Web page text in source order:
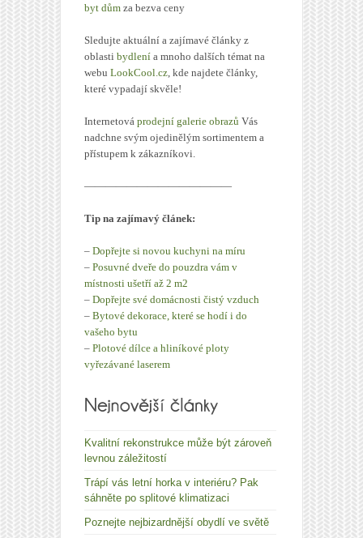
byt dům za bezva ceny
Sledujte aktuální a zajímavé články z
oblasti bydlení a mnoho dalších témat na
webu LookCool.cz , kde najdete články,
které vypadají skvěle!
Internetová prodejní galerie obrazů Vás
nadchne svým ojedinělým sortimentem a
přístupem k zákazníkovi.
——————————————
Tip na zajímavý článek:
– Dopřejte si novou kuchyni na míru
– Posuvné dveře do pouzdra vám v
místnosti ušetří až 2 m2
– Dopřejte své domácnosti čistý vzduch
– Bytové dekorace, které se hodí i do
vašeho bytu
– Plotové dílce a hliníkové ploty
vyřezávané laserem
Kvalitní rekonstrukce může být zároveň
levnou záležitostí
Trápí vás letní horka v interiéru? Pak
sáhněte po splitové klimatizaci
Poznejte nejbizardnější obydlí ve světě